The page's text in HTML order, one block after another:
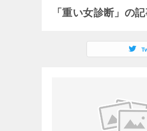
「重い女診断」の